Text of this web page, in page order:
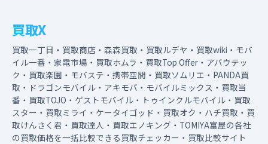
買取X
買取一丁目・買取商店・森森買取・買取ルデヤ・買取wiki・モバ
イル一番・家電市場・買取ホムラ・買取Top Offer・アバウテッ
ク・買取楽園・モバステ・携帯空間・買取ソムリエ・PANDA買
取・ドラゴンモバイル・アキモバ・モバイルミックス・買取当
番・買取TOJO・ゲストモバイル・トゥインクルモバイル・買取
スター・買取ミライ・ケータイゴッド・買取オク・ハチ買取・買
取けんさく君・買取達人・買取エノキング・TOMIYA富屋の各社
の買取価格を一括比較できる買取チェッカー・買取比較サイト